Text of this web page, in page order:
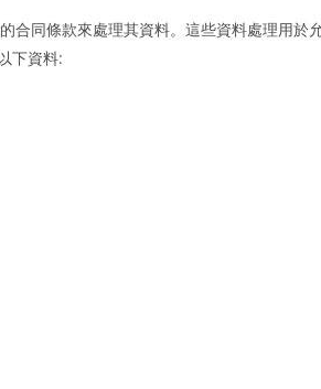
合同條款來處理其資料。這些資料處理用於
下資料: